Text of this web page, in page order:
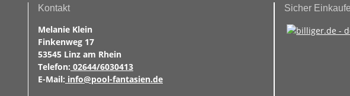
Kontakt
Melanie Klein
Finkenweg 17
53545 Linz am Rhein
Telefon: 02644/6030413
E-Mail: info@pool-fantasien.de
Sicher